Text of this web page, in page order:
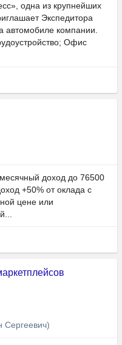
одна из крупнейших
Экспедитора
автомобиле компании.
Офис
доход до 76500
+50% от оклада с
цене или